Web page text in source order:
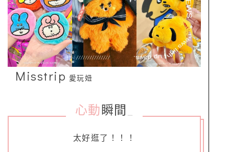
Misstrip 愛玩妞
心動 瞬間
太好逛了！！！